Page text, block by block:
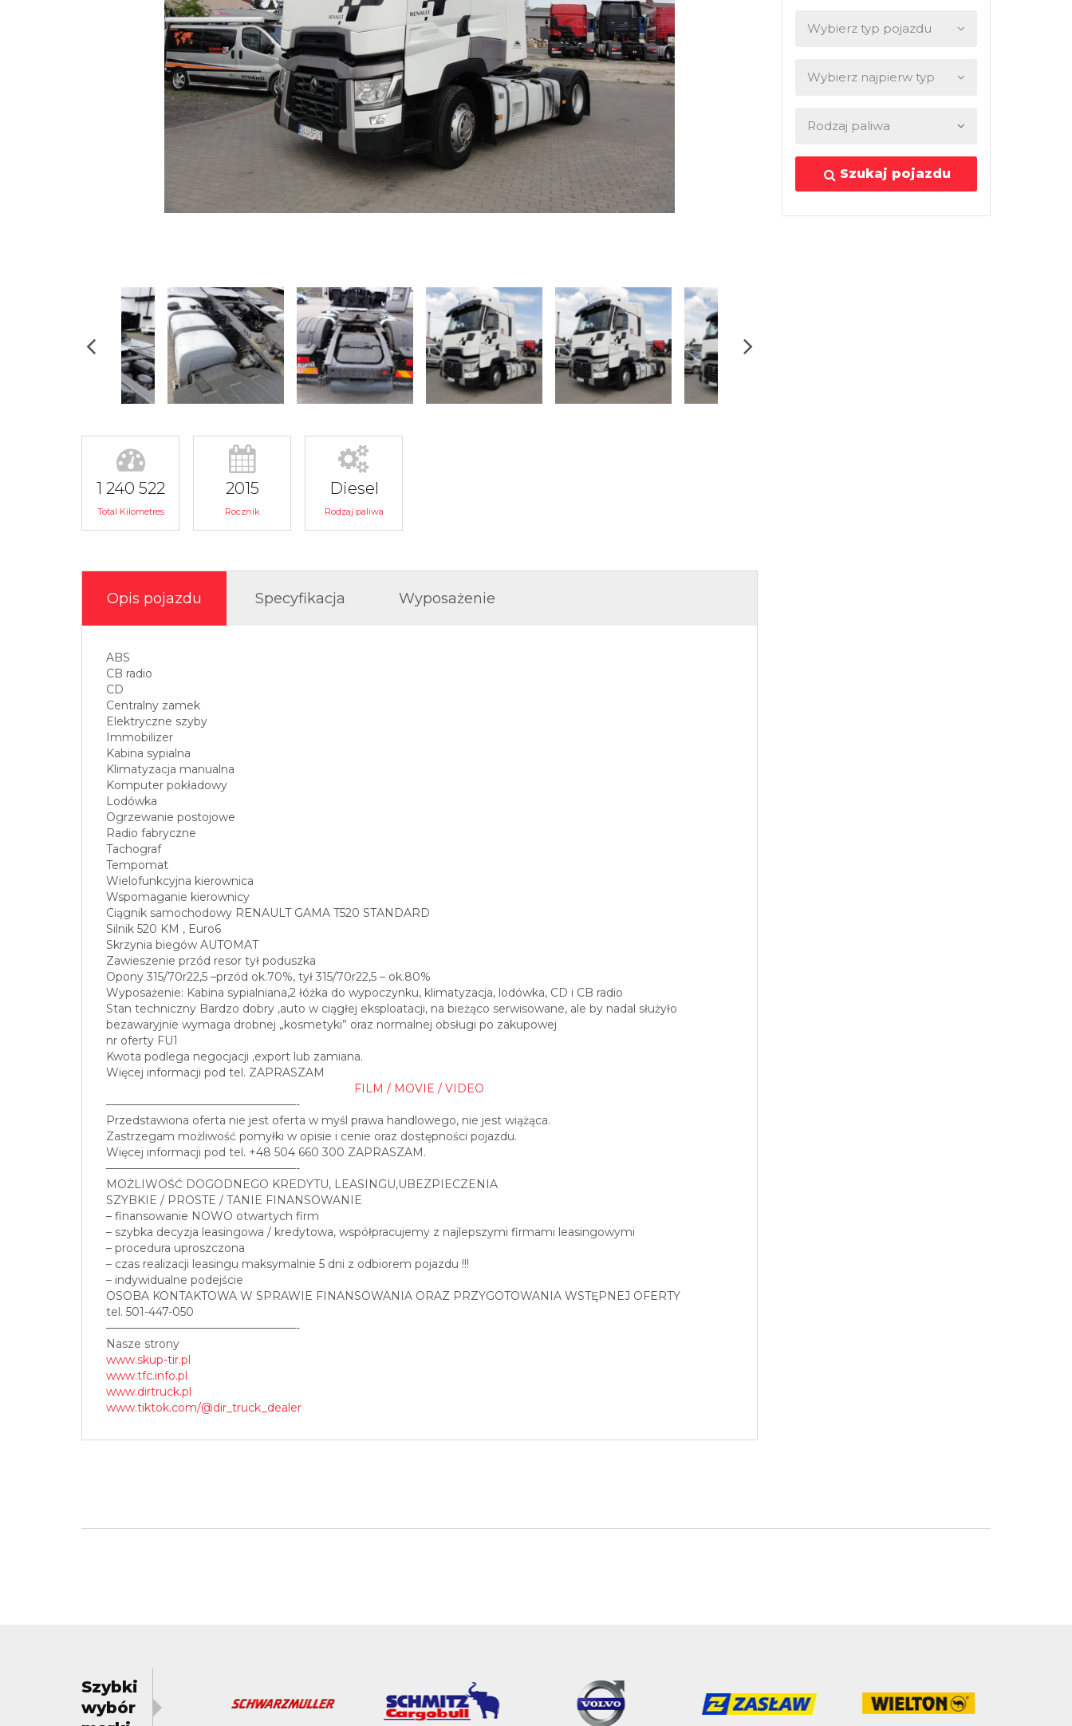
1 240 522
Total Kilometres
2015
Rocznik
Diesel
Rodzaj paliwa
Opis pojazdu Specyfikacja Wyposażenie
ABS
CB radio
CD
Centralny zamek
Elektryczne szyby
Immobilizer
Kabina sypialna
Klimatyzacja manualna
Komputer pokładowy
Lodówka
Ogrzewanie postojowe
Radio fabryczne
Tachograf
Tempomat
Wielofunkcyjna kierownica
Wspomaganie kierownicy
Ciągnik samochodowy RENAULT GAMA T520 STANDARD
Silnik 520 KM , Euro6
Skrzynia biegów AUTOMAT
Zawieszenie przód resor tył poduszka
Opony 315/70r22,5 –przód ok.70%, tył 315/70r22,5 – ok.80%
Wyposażenie: Kabina sypialniana,2 łóżka do wypoczynku, klimatyzacja, lodówka, CD i CB radio
Stan techniczny Bardzo dobry ,auto w ciągłej eksploatacji, na bieżąco serwisowane, ale by nadal służyło
bezawaryjnie wymaga drobnej „kosmetyki” oraz normalnej obsługi po zakupowej
nr oferty FU1
Kwota podlega negocjacji ,export lub zamiana.
Więcej informacji pod tel. ZAPRASZAM
FILM / MOVIE / VIDEO
—————————————————-
Przedstawiona oferta nie jest oferta w myśl prawa handlowego, nie jest wiążąca.
Zastrzegam możliwość pomyłki w opisie i cenie oraz dostępności pojazdu.
Więcej informacji pod tel. +48 504 660 300 ZAPRASZAM.
—————————————————-
MOŻLIWOŚĆ DOGODNEGO KREDYTU, LEASINGU,UBEZPIECZENIA
SZYBKIE / PROSTE / TANIE FINANSOWANIE
– finansowanie NOWO otwartych firm
– szybka decyzja leasingowa / kredytowa, współpracujemy z najlepszymi firmami leasingowymi
– procedura uproszczona
– czas realizacji leasingu maksymalnie 5 dni z odbiorem pojazdu !!!
– indywidualne podejście
OSOBA KONTAKTOWA W SPRAWIE FINANSOWANIA ORAZ PRZYGOTOWANIA WSTĘPNEJ OFERTY
tel. 501-447-050
—————————————————-
Nasze strony
www.skup-tir.pl
www.tfc.info.pl
www.dirtruck.pl
www.tiktok.com/@dir_truck_dealer
Szukaj pojazdu
Szybki
wybór